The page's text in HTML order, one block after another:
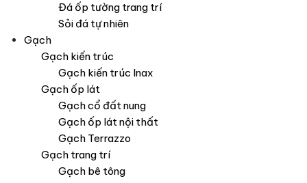
Đá ốp tường trang trí
Sỏi đá tự nhiên
Gạch
Gạch kiến trúc
Gạch kiến trúc Inax
Gạch ốp lát
Gạch cổ đất nung
Gạch ốp lát nội thất
Gạch Terrazzo
Gạch trang trí
Gạch bê tông